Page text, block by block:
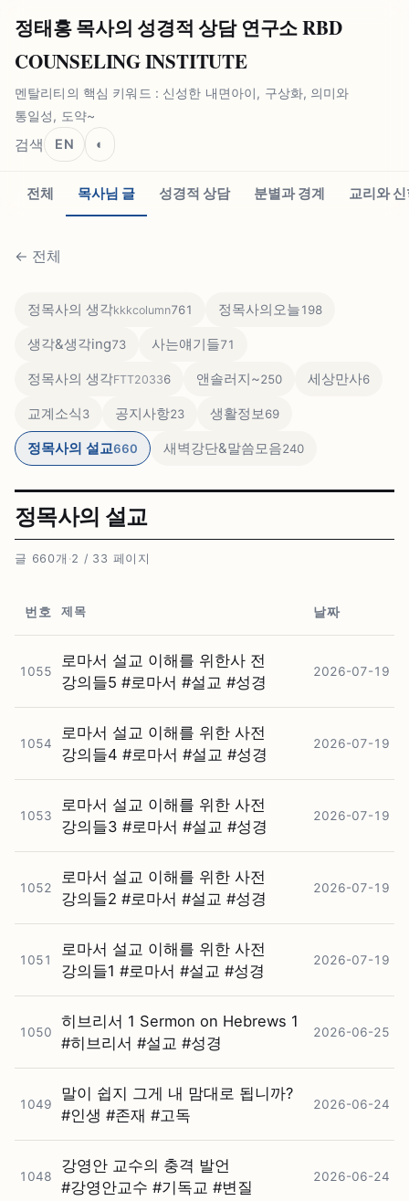
정태홍 목사의 성경적 상담 연구소 RBD
COUNSELING INSTITUTE
멘탈리티의 핵심 키워드 : 신성한 내면아이, 구상화, 의미와
통일성, 도약~
검색 EN ◐
전체 목사님 글 성경적 상담 분별과 경계 교리와
← 전체
정목사의 생각kkkcolumn761 정목사의오늘198
생각&생각ing73 사는얘기들71
정목사의 생각FTT20336 앤솔러지~250 세상만사6
교계소식3 공지사항23 생활정보69
정목사의 설교660 새벽강단&말씀모음240
정목사의 설교
글 660개 ·2 / 33 페이지
번호 제목 날짜
1055
로마서 설교 이해를 위한사 전
강의들5 #⁠로마서 #⁠설교 #⁠성경
2026-07-19
1054
로마서 설교 이해를 위한 사전
강의들4 #⁠로마서 #⁠설교 #⁠성경
2026-07-19
1053
로마서 설교 이해를 위한 사전
강의들3 #⁠로마서 #⁠설교 #⁠성경
2026-07-19
1052
로마서 설교 이해를 위한 사전
강의들2 #⁠로마서 #⁠설교 #⁠성경
2026-07-19
1051
로마서 설교 이해를 위한 사전
강의들1 #⁠로마서 #⁠설교 #⁠성경
2026-07-19
1050
히브리서 1 Sermon on Hebrews 1
#⁠히브리서 #⁠설교 #⁠성경
2026-06-25
1049
말이 쉽지 그게 내 맘대로 됩니까?
#⁠인생 #⁠존재 #⁠고독
2026-06-24
1048
강영안 교수의 충격 발언
#⁠강영안교수 #⁠기독교 #⁠변질
2026-06-24